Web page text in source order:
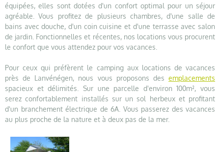
équipées, elles sont dotées d'un confort optimal pour un séjour
agréable. Vous profitez de plusieurs chambres, d'une salle de
bains avec douche, d'un coin cuisine et d'une terrasse avec salon
de jardin. Fonctionnelles et récentes, nos locations vous procurent
le confort que vous attendez pour vos vacances.
Pour ceux qui préfèrent le camping aux locations de vacances
près de Lanvénégen, nous vous proposons des emplacements
spacieux et délimités. Sur une parcelle d'environ 100m², vous
serez confortablement installés sur un sol herbeux et profitant
d'un branchement électrique de 6A. Vous passerez des vacances
au plus proche de la nature et à deux pas de la mer.